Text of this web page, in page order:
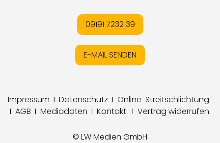
09191 7232 39
E-MAIL SENDEN
Impressum I Datenschutz I Online-Streitschlichtung
I AGB I Mediadaten I Kontakt I Vertrag widerrufen
© LW Medien GmbH